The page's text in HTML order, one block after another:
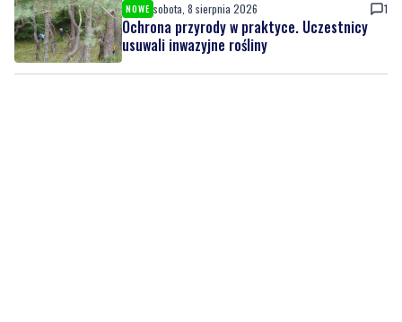
NOWE sobota, 8 sierpnia 2026 1
Ochrona przyrody w praktyce. Uczestnicy
usuwali inwazyjne rośliny